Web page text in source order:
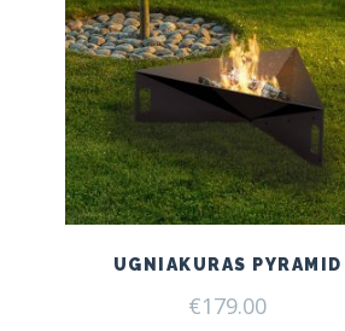
UGNIAKURAS PYRAMID
€179.00